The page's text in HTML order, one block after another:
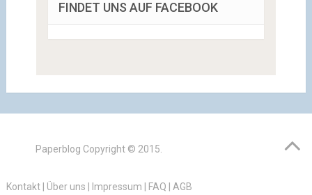
FINDET UNS AUF FACEBOOK
Paperblog Copyright © 2015.
Kontakt| Über uns Impressum FAQ AGB